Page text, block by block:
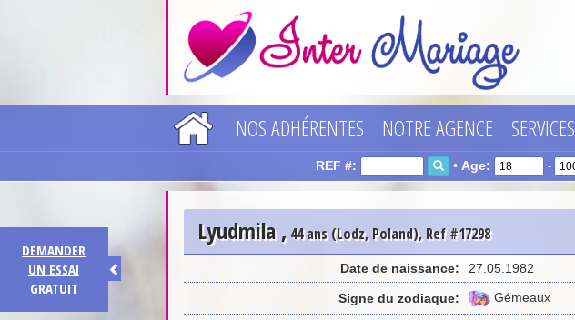
NOS ADHÉRENTES NOTRE AGENCE SERVICES
REF #: • Age: -
Lyudmila, 44 ans (Lodz, Poland), Ref #17298
Date de naissance: 27.05.1982
Signe du zodiaque: Gémeaux
DEMANDER
UN ESSAI
GRATUIT